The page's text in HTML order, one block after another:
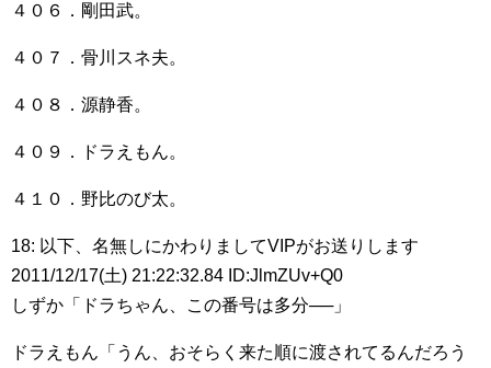
４０６．剛田武。
４０７．骨川スネ夫。
４０８．源静香。
４０９．ドラえもん。
４１０．野比のび太。
18: 以下、名無しにかわりましてVIPがお送りします
2011/12/17(土) 21:22:32.84 ID:JlmZUv+Q0
しずか「ドラちゃん、この番号は多分──」
ドラえもん「うん、おそらく来た順に渡されてるんだろう